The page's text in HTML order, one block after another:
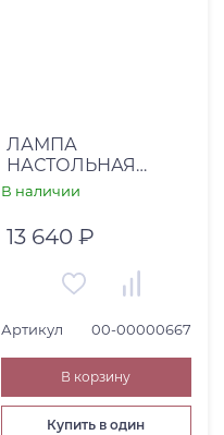
ЛАМПА
НАСТОЛЬНАЯ
STYLECRAFT (00-
В наличии
13 640 ₽
Артикул 00-00000667
В корзину
Купить в один